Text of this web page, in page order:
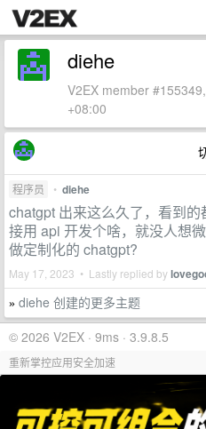
diehe
V2EX member
+08:00
程序员 • diehe
chatgpt 出来这么久了，看到
接用 api 开发个啥，就没人想
做定制化的 chatgpt?
May 17, 2023 • Lastly replied by
» diehe 创建的更多主题
© 2026 V2EX · 9ms · 3.9.8.5
重新掌控应用安全加速